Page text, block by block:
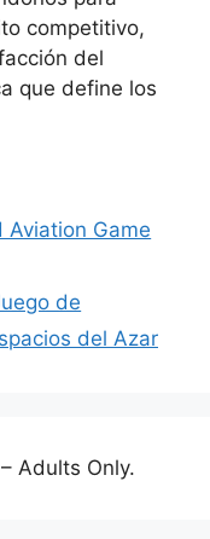
competitivo,
del
que define los
Aviation Game
de
del Azar
Adults Only.